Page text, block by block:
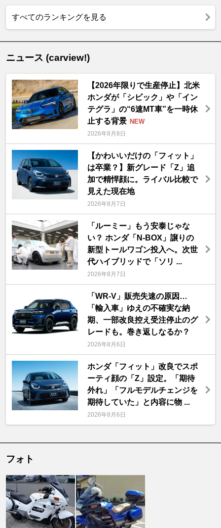
すべてのランキングを見る
ニュース (carview!)
【2026年限りで生産停止】北米
ホンダが「シビック」や「イン
テグラ」の“6速MT車”を一時休
止する背景 NEW
2026年8月8日
【かわいいだけの「フィット」
は卒業？】新グレード「Z」追
加で精悍顔に。ライバル比較で
見えた現在地
2026年8月7日
「ルーミー」もう安泰じゃな
い？ ホンダ「N-BOX」譲りの
新型トールワゴン投入へ。次世
代ハイブリッドで「ソリ ...
2026年8月7日
「WR-V」販売失速の原因…
「輸入車」ゆえの不確実な納
期、一部改良控え受注停止のグ
レードも。巻き返しなるか？
2026年8月6日
ホンダ「フィット」改良でスポ
ーティ顔の「Z」設定。「期待
外れ」「フルモデルチェンジを
期待していた」と内容に物 ...
2026年8月6日
フォト